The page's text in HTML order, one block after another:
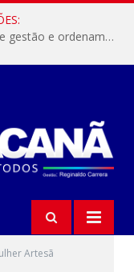
Resex Maracanã avança no processo de gestão e ordenamento do turismo em nossas áreas protegidas.
Artesã